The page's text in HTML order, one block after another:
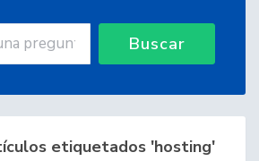
Buscar
etiquetados 'hosting'